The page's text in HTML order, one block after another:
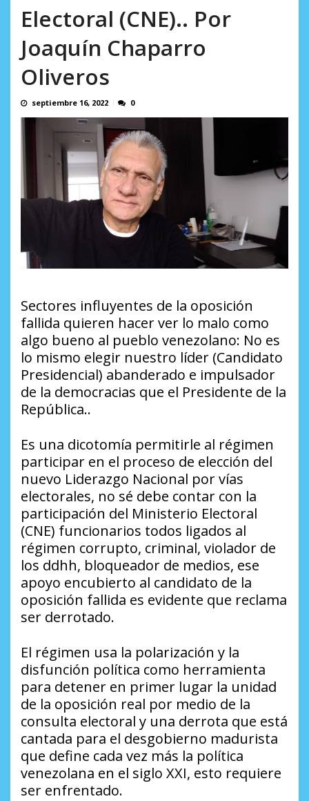
Electoral (CNE).. Por
Joaquín Chaparro
Oliveros
septiembre 16, 2022 0
Sectores influyentes de la oposición
fallida quieren hacer ver lo malo como
algo bueno al pueblo venezolano: No es
lo mismo elegir nuestro líder (Candidato
Presidencial) abanderado e impulsador
de la democracias que el Presidente de la
República..
Es una dicotomía permitirle al régimen
participar en el proceso de elección del
nuevo Liderazgo Nacional por vías
electorales, no sé debe contar con la
participación del Ministerio Electoral
(CNE) funcionarios todos ligados al
régimen corrupto, criminal, violador de
los ddhh, bloqueador de medios, ese
apoyo encubierto al candidato de la
oposición fallida es evidente que reclama
ser derrotado.
El régimen usa la polarización y la
disfunción política como herramienta
para detener en primer lugar la unidad
de la oposición real por medio de la
consulta electoral y una derrota que está
cantada para el desgobierno madurista
que define cada vez más la política
venezolana en el siglo XXI, esto requiere
ser enfrentado.